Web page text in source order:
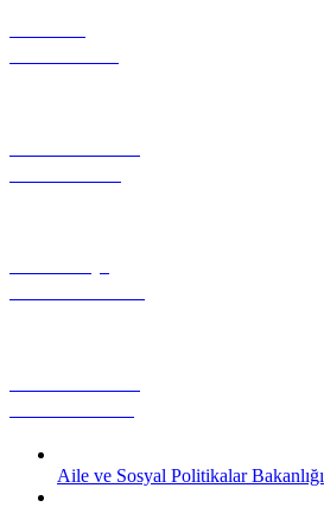
Aile ve Sosyal Politikalar Bakanlığı